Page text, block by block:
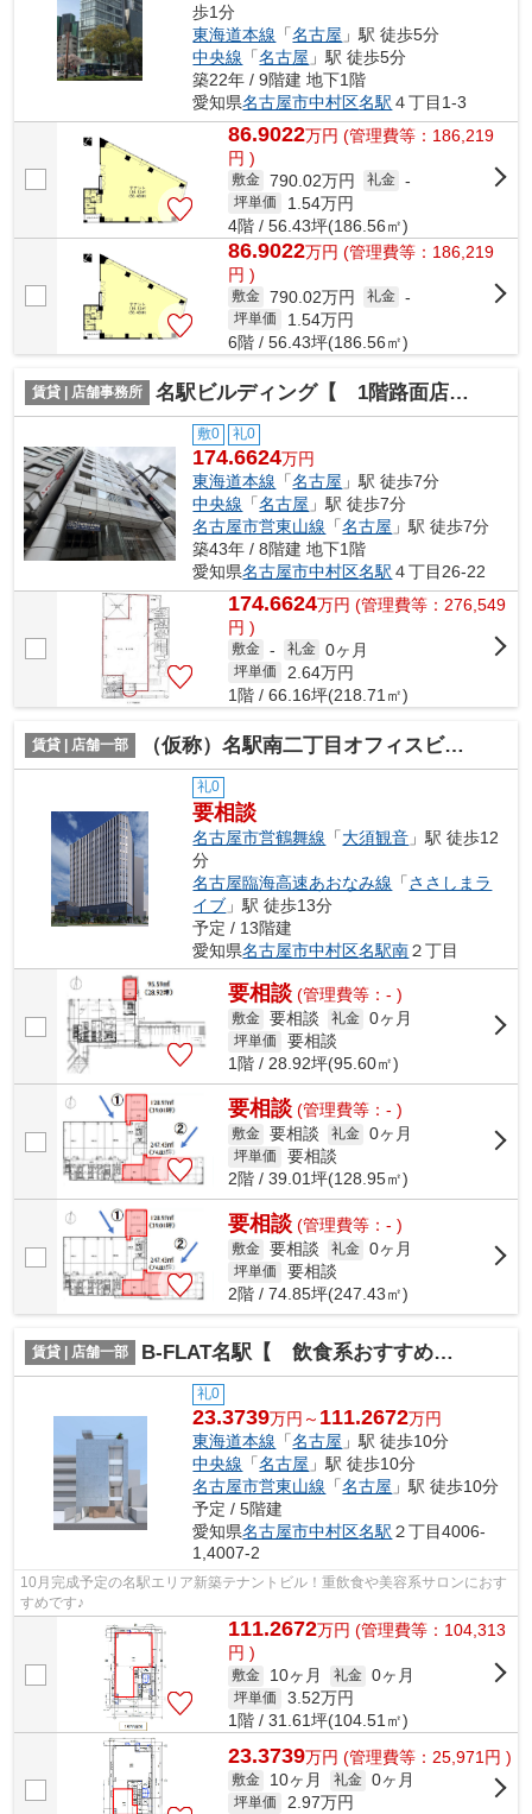
歩1分
東海道本線 「名古屋 」駅 徒歩5分
中央線 「名古屋 」駅 徒歩5分
築22年 / 9階建 地下1階
愛知県名古屋市中村区名駅 ４丁目1-3
86.9022万円 (管理費等：186,219
円 )
敷金 790.02万円 礼金 -
坪単価 1.54万円
4階 / 56.43坪(186.56㎡)
86.9022万円 (管理費等：186,219
円 )
敷金 790.02万円 礼金 -
坪単価 1.54万円
6階 / 56.43坪(186.56㎡)
賃貸 | 店舗事務所 名駅ビルディング【 1階路面店 】
敷0 礼0
174.6624万円
東海道本線 「名古屋 」駅 徒歩7分
中央線 「名古屋 」駅 徒歩7分
名古屋市営東山線 「名古屋 」駅 徒歩7分
築43年 / 8階建 地下1階
愛知県名古屋市中村区名駅 ４丁目26-22
174.6624万円 (管理費等：276,549
円 )
敷金 - 礼金 0ヶ月
坪単価 2.64万円
1階 / 66.16坪(218.71㎡)
賃貸 | 店舗一部 （仮称）名駅南二丁目オフィスビル計画
礼0
要相談
名古屋市営鶴舞線 「大須観音 」駅 徒歩12
分
名古屋臨海高速あおなみ線 「ささしまラ
イブ 」駅 徒歩13分
予定 / 13階建
愛知県名古屋市中村区名駅南２丁目
要相談 (管理費等：- )
敷金 要相談 礼金 0ヶ月
坪単価
要相談
1階 / 28.92坪(95.60㎡)
要相談 (管理費等：- )
敷金 要相談 礼金 0ヶ月
坪単価
要相談
2階 / 39.01坪(128.95㎡)
要相談 (管理費等：- )
敷金 要相談 礼金 0ヶ月
坪単価
要相談
2階 / 74.85坪(247.43㎡)
賃貸 | 店舗一部 B-FLAT名駅【 飲食系おすすめ 】
礼0
23.3739万円～ 111.2672万円
東海道本線 「名古屋 」駅 徒歩10分
中央線 「名古屋 」駅 徒歩10分
名古屋市営東山線 「名古屋 」駅 徒歩10分
予定 / 5階建
愛知県名古屋市中村区名駅 ２丁目4006-
1,4007-2
10月完成予定の名駅エリア新築テナントビル！重飲食や美容系サロンにおす
すめです♪
111.2672万円 (管理費等：104,313
円 )
敷金 10ヶ月 礼金 0ヶ月
坪単価 3.52万円
1階 / 31.61坪(104.51㎡)
23.3739万円 (管理費等：25,971円 )
敷金 10ヶ月 礼金 0ヶ月
坪単価 2.97万円